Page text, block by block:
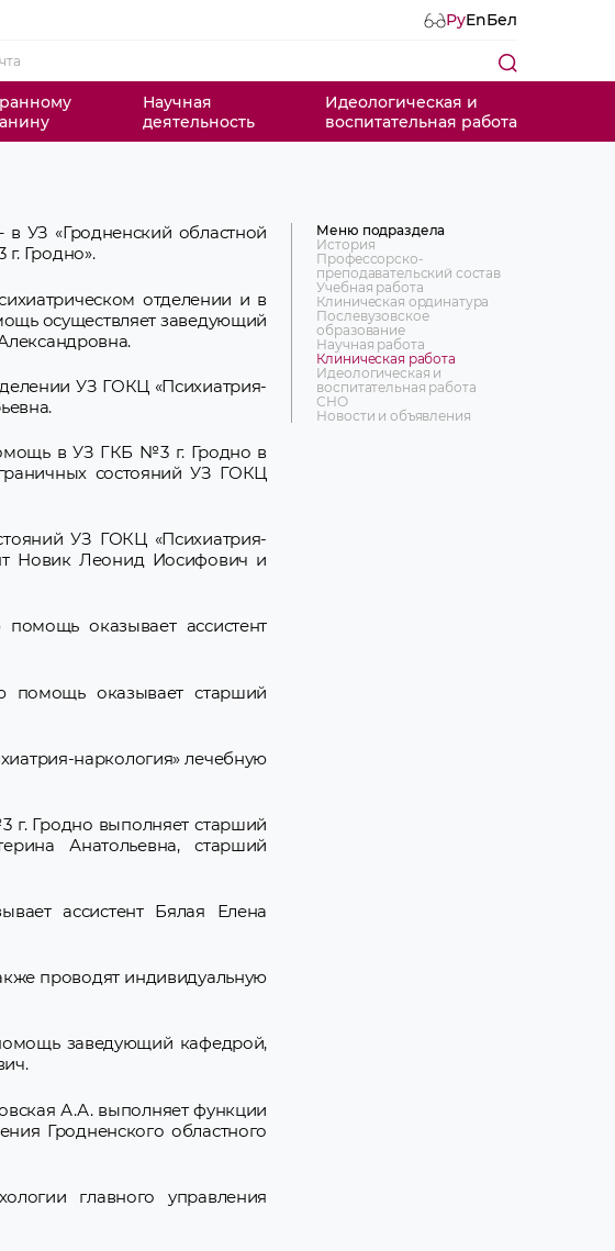
РуEnБел
Научная
деятельность
Идеологическая и
воспитательная работа
УЗ «Гродненский областной
Гродно».
отделении и в
осуществляет заведующий
УЗ ГОКЦ «Психиатрия-
в УЗ ГКБ №3 г. Гродно в
состояний УЗ ГОКЦ
УЗ ГОКЦ «Психиатрия-
Новик Леонид Иосифович и
оказывает ассистент
помощь оказывает старший
наркология» лечебную
Гродно выполняет старший
Анатольевна, старший
ассистент Бялая Елена
проводят индивидуальную
заведующий кафедрой,
А.А. выполняет функции
Гродненского областного
главного управления
Меню подраздела
История
Профессорско-
преподавательский состав
Учебная работа
Клиническая ординатура
Послевузовское
образование
Научная работа
Клиническая работа
Идеологическая и
воспитательная работа
СНО
Новости и объявления